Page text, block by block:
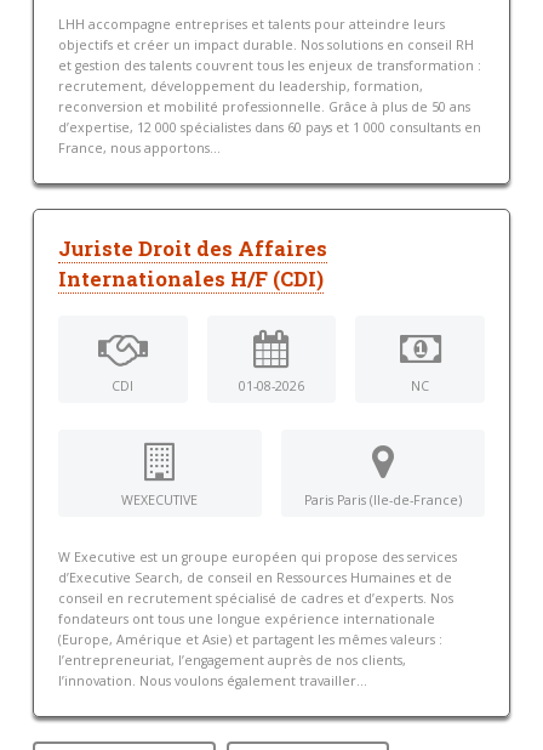
LHH accompagne entreprises et talents pour atteindre leurs
objectifs et créer un impact durable. Nos solutions en conseil RH
et gestion des talents couvrent tous les enjeux de transformation :
recrutement, développement du leadership, formation,
reconversion et mobilité professionnelle. Grâce à plus de 50 ans
d’expertise, 12 000 spécialistes dans 60 pays et 1 000 consultants en
France, nous apportons...
Juriste Droit des Affaires
Internationales H/F (CDI)
CDI 01-08-2026 NC
WEXECUTIVE Paris Paris (Ile-de-France)
W Executive est un groupe européen qui propose des services
d’Executive Search, de conseil en Ressources Humaines et de
conseil en recrutement spécialisé de cadres et d’experts. Nos
fondateurs ont tous une longue expérience internationale
(Europe, Amérique et Asie) et partagent les mêmes valeurs :
l’entrepreneuriat, l’engagement auprès de nos clients,
l’innovation. Nous voulons également travailler...